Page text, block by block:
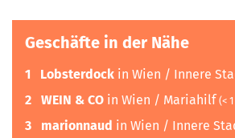
Geschäfte in der Nähe
1 Lobsterdock in Wien / Innere
2 WEIN & CO in Wien / Mariahilf (<
3 marionnaud in Wien / Innere